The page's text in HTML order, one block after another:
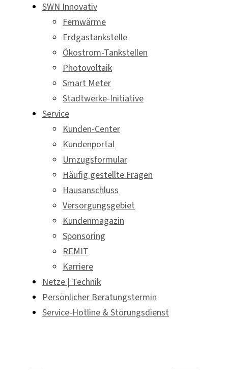
SWN Innovativ
Fernwärme
Erdgastankstelle
Ökostrom-Tankstellen
Photovoltaik
Smart Meter
Stadtwerke-Initiative
Service
Kunden-Center
Kundenportal
Umzugsformular
Häufig gestellte Fragen
Hausanschluss
Versorgungsgebiet
Kundenmagazin
Sponsoring
REMIT
Karriere
Netze | Technik
Persönlicher Beratungstermin
Service-Hotline & Störungsdienst